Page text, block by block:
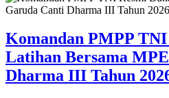
Komandan PMPP
Latihan Bersama
Dharma III Tahun